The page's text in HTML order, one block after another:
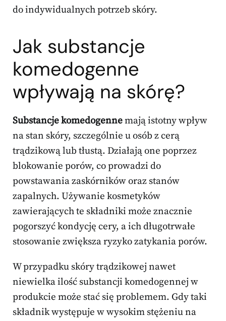
do indywidualnych potrzeb skóry.
Jak substancje
komedogenne
wpływają na skórę?
Substancje komedogennemają istotny wpływ
na stan skóry, szczególnie u osób z cerą
trądzikową lub tłustą. Działają one poprzez
blokowanie porów, co prowadzi do
powstawania zaskórników oraz stanów
zapalnych. Używanie kosmetyków
zawierających te składniki może znacznie
pogorszyć kondycję cery, a ich długotrwałe
stosowanie zwiększa ryzyko zatykania porów.
W przypadku skóry trądzikowej nawet
niewielka ilość substancji komedogennej w
produkcie może stać się problemem. Gdy taki
składnik występuje w wysokim stężeniu na